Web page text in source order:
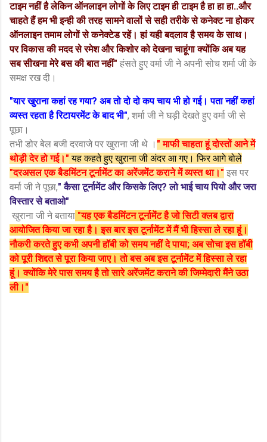
टाइम नहीं है लेकिन ऑनलाइन लोगों के लिए टाइम ही टाइम है हा हा हा..और
चाहते हैं हम भी इन्ही की तरह सामने वालों से सही तरीके से कनेक्ट ना होकर
ऑनलाइन तमाम लोगों से कनेक्टेड रहें। हां यही बदलाव है समय के साथ।
पर विकास की मदद से रमेश और किशोर को देखना चाहूंगा क्योंकि अब यह
सब सीखना मेरे बस की बात नहीं" हंसते हुए वर्मा जी ने अपनी सोच शर्मा जी के
समक्ष रख दी।
"यार खुराना कहां रह गया? अब तो दो दो कप चाय भी हो गई। पता नहीं कहां
व्यस्त रहता है रिटायरमेंट के बाद भी", शर्मा जी ने घड़ी देखते हुए वर्मा जी से
पूछा।
तभी डोर बेल बजी दरवाजे पर खुराना जी थे । " माफी चाहता हूं दोस्तों आने में
थोड़ी देर हो गई।" यह कहते हुए खुराना जी अंदर आ गए। फिर आगे बोले
"दरअसल एक बैडमिंटन टूर्नामेंट का अरेंजमेंट कराने में व्यस्त था।" इस पर
वर्मा जी ने पूछा," कैसा टूर्नामेंट और किसके लिए? लो भाई चाय पियो और जरा
विस्तार से बताओ"
खुराना जी ने बताया "यह एक बैडमिंटन टूर्नामेंट है जो सिटी क्लब द्वारा
आयोजित किया जा रहा है। इस बार इस टूर्नामेंट में मैं भी हिस्सा ले रहा हूं।
नौकरी करते हुए कभी अपनी हॉबी को समय नहीं दे पाया; अब सोचा इस हॉबी
को पूरी शिद्दत से पूरा किया जाए। तो बस अब इस टूर्नामेंट में हिस्सा ले रहा
हूं। क्योंकि मेरे पास समय है तो सारे अरेंजमेंट कराने की जिम्मेदारी मैंने उठा
ली।"